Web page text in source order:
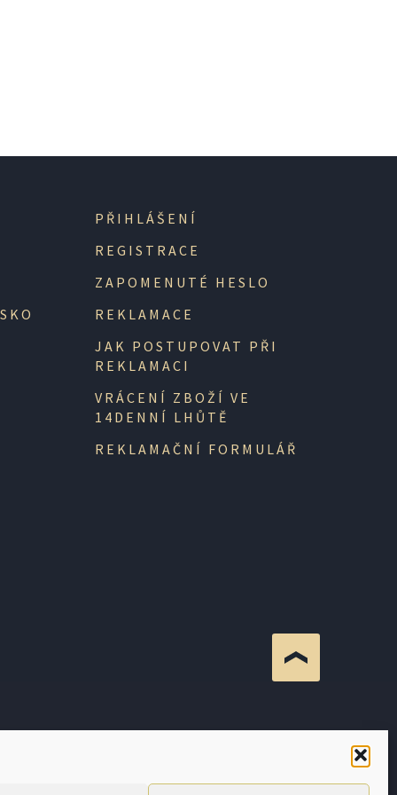
PŘIHLÁŠENÍ
REGISTRACE
ZAPOMENUTÉ HESLO
REKLAMACE
JAK POSTUPOVAT PŘI
REKLAMACI
VRÁCENÍ ZBOŽÍ VE
14DENNÍ LHŮTĚ
REKLAMAČNÍ FORMULÁŘ
DO 48 HODIN.